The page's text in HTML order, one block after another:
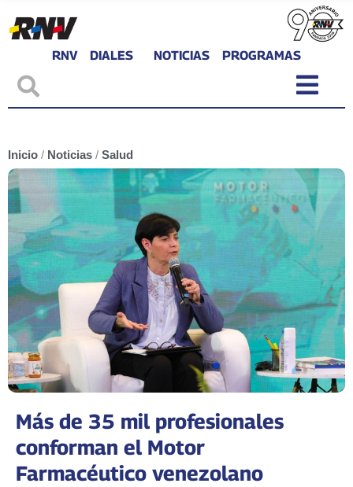
RNV DIALES NOTICIAS PROGRAMAS
Inicio / Noticias / Salud
Más de 35 mil profesionales
conforman el Motor
Farmacéutico venezolano